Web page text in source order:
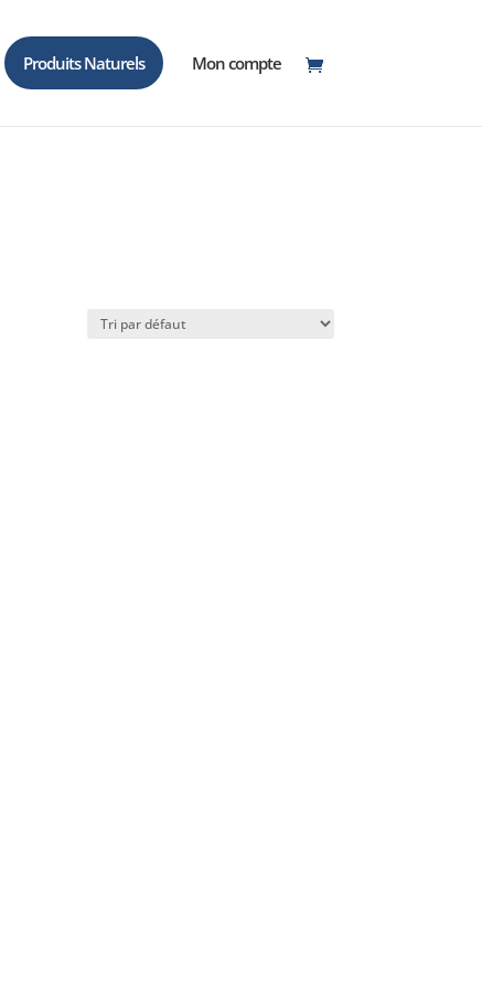
Produits Naturels Mon compte